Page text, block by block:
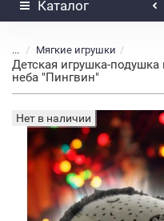
Каталог
... Мягкие игрушки
Детская игрушка-
неба "Пингвин"
Нет в наличии